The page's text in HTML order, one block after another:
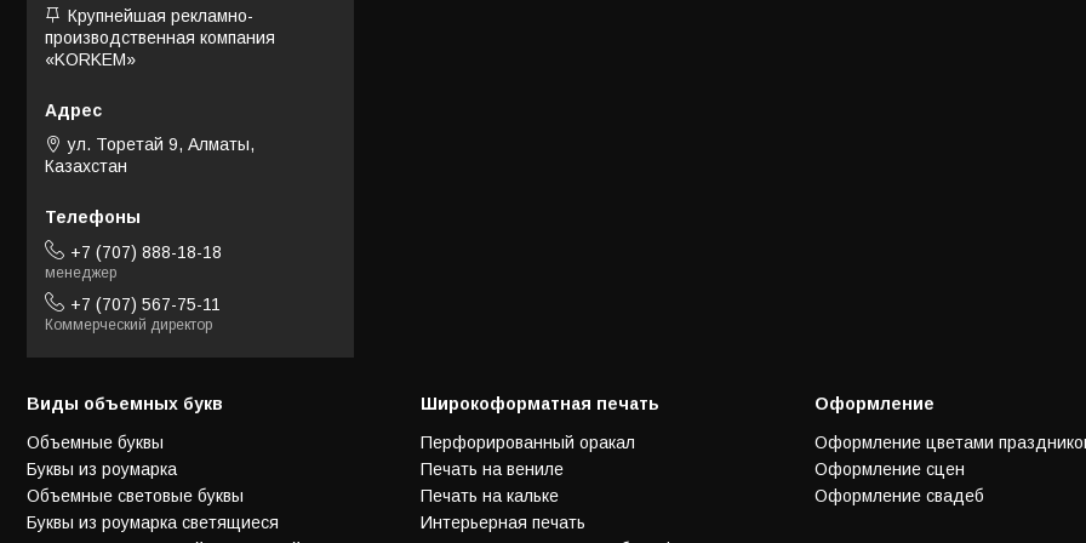
Крупнейшая рекламно-
производственная компания
«KORKEM»
ул. Торетай 9, Алматы,
Казахстан
+7 (707) 888-18-18
менеджер
+7 (707) 567-75-11
Коммерческий директор
Виды объемных букв
Объемные буквы
Буквы из роумарка
Объемные световые буквы
Буквы из роумарка светящиеся
Широкоформатная печать
Перфорированный оракал
Печать на вениле
Печать на кальке
Интерьерная печать
Оформление
Оформление цветами
Оформление сцен
Оформление свадеб